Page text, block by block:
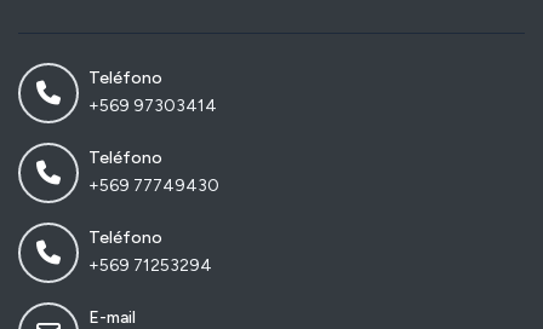
Teléfono
+569 97303414
Teléfono
+569 77749430
Teléfono
+569 71253294
E-mail